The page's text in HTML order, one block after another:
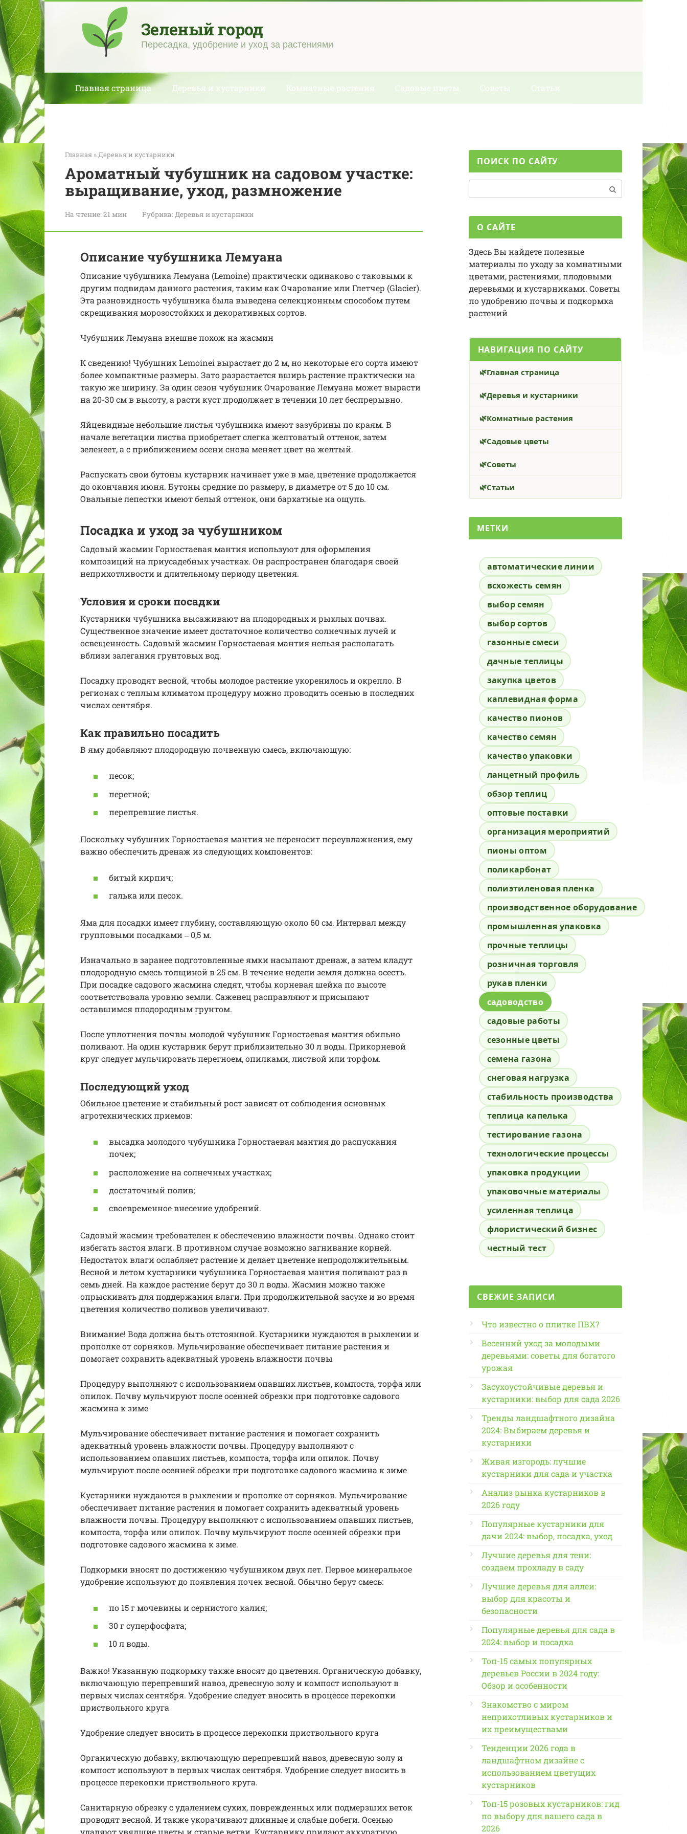
Перейти
к
контенту
Зеленый город
Пересадка, удобрение и уход за растениями
Главная страница Деревья и кустарники Комнатные растения Садовые цветы Советы Статьи
Главная » Деревья и кустарники
Ароматный чубушник на садовом участке:
выращивание, уход, размножение
На чтение:21 мин Рубрика:Деревья и кустарники
Описание чубушника Лемуана
Описание чубушника Лемуана (Lemoine) практически одинаково с таковыми к
другим подвидам данного растения, таким как Очарование или Глетчер (Glacier).
Эта разновидность чубушника была выведена селекционным способом путем
скрещивания морозостойких и декоративных сортов.
Чубушник Лемуана внешне похож на жасмин
К сведению! Чубушник Lemoinei вырастает до 2 м, но некоторые его сорта имеют
более компактные размеры. Зато разрастается вширь растение практически на
такую же ширину. За один сезон чубушник Очарование Лемуана может вырасти
на 20-30 см в высоту, а расти куст продолжает в течении 10 лет беспрерывно.
Яйцевидные небольшие листья чубушника имеют зазубрины по краям. В
начале вегетации листва приобретает слегка желтоватый оттенок, затем
зеленеет, а с приближением осени снова меняет цвет на желтый.
Распускать свои бутоны кустарник начинает уже в мае, цветение продолжается
до окончания июня. Бутоны средние по размеру, в диаметре от 5 до 10 см.
Овальные лепестки имеют белый оттенок, они бархатные на ощупь.
Посадка и уход за чубушником
Садовый жасмин Горностаевая мантия используют для оформления
композиций на приусадебных участках. Он распространен благодаря своей
неприхотливости и длительному периоду цветения.
Условия и сроки посадки
Кустарники чубушника высаживают на плодородных и рыхлых почвах.
Существенное значение имеет достаточное количество солнечных лучей и
освещенность. Садовый жасмин Горностаевая мантия нельзя располагать
вблизи залегания грунтовых вод.
Посадку проводят весной, чтобы молодое растение укоренилось и окрепло. В
регионах с теплым климатом процедуру можно проводить осенью в последних
числах сентября.
Как правильно посадить
В яму добавляют плодородную почвенную смесь, включающую:
песок;
перегной;
перепревшие листья.
Поскольку чубушник Горностаевая мантия не переносит переувлажнения, ему
важно обеспечить дренаж из следующих компонентов:
битый кирпич;
галька или песок.
Яма для посадки имеет глубину, составляющую около 60 см. Интервал между
групповыми посадками ‒ 0,5 м.
Изначально в заранее подготовленные ямки насыпают дренаж, а затем кладут
плодородную смесь толщиной в 25 см. В течение недели земля должна осесть.
При посадке садового жасмина следят, чтобы корневая шейка по высоте
соответствовала уровню земли. Саженец расправляют и присыпают
оставшимся плодородным грунтом.
После уплотнения почвы молодой чубушник Горностаевая мантия обильно
поливают. На один кустарник берут приблизительно 30 л воды. Прикорневой
круг следует мульчировать перегноем, опилками, листвой или торфом.
Последующий уход
Обильное цветение и стабильный рост зависят от соблюдения основных
агротехнических приемов:
высадка молодого чубушника Горностаевая мантия до распускания
почек;
расположение на солнечных участках;
достаточный полив;
своевременное внесение удобрений.
Садовый жасмин требователен к обеспечению влажности почвы. Однако стоит
избегать застоя влаги. В противном случае возможно загнивание корней.
Недостаток влаги ослабляет растение и делает цветение непродолжительным.
Весной и летом кустарники чубушника Горностаевая мантия поливают раз в
семь дней. На каждое растение берут до 30 л воды. Жасмин можно также
опрыскивать для поддержания влаги. При продолжительной засухе и во время
цветения количество поливов увеличивают.
Внимание! Вода должна быть отстоянной. Кустарники нуждаются в рыхлении и
прополке от сорняков. Мульчирование обеспечивает питание растения и
помогает сохранить адекватный уровень влажности почвы
Процедуру выполняют с использованием опавших листьев, компоста, торфа или
опилок. Почву мульчируют после осенней обрезки при подготовке садового
жасмина к зиме
Мульчирование обеспечивает питание растения и помогает сохранить
адекватный уровень влажности почвы. Процедуру выполняют с
использованием опавших листьев, компоста, торфа или опилок. Почву
мульчируют после осенней обрезки при подготовке садового жасмина к зиме
Кустарники нуждаются в рыхлении и прополке от сорняков. Мульчирование
обеспечивает питание растения и помогает сохранить адекватный уровень
влажности почвы. Процедуру выполняют с использованием опавших листьев,
компоста, торфа или опилок. Почву мульчируют после осенней обрезки при
подготовке садового жасмина к зиме.
Подкормки вносят по достижению чубушником двух лет. Первое минеральное
удобрение используют до появления почек весной. Обычно берут смесь:
по 15 г мочевины и сернистого калия;
30 г суперфосфата;
10 л воды.
Важно! Указанную подкормку также вносят до цветения. Органическую добавку,
включающую перепревший навоз, древесную золу и компост используют в
первых числах сентября. Удобрение следует вносить в процессе перекопки
приствольного круга
Удобрение следует вносить в процессе перекопки приствольного круга
Органическую добавку, включающую перепревший навоз, древесную золу и
компост используют в первых числах сентября. Удобрение следует вносить в
процессе перекопки приствольного круга.
Санитарную обрезку с удалением сухих, поврежденных или подмерзших веток
проводят весной. И также укорачивают длинные и слабые побеги. Осенью
удаляют увядшие цветы и старые ветви. Кустарнику придают аккуратную
ПОИСК ПО САЙТУ
О САЙТЕ
Здесь Вы найдете полезные
материалы по уходу за комнатными
цветами, растениями, плодовыми
деревьями и кустарниками. Советы
по удобрению почвы и подкормка
растений
НАВИГАЦИЯ ПО САЙТУ
Главная страница
Деревья и кустарники
Комнатные растения
Садовые цветы
Советы
Статьи
МЕТКИ
автоматические линии
всхожесть семян
выбор семян
выбор сортов
газонные смеси
дачные теплицы
закупка цветов
каплевидная форма
качество пионов
качество семян
качество упаковки
ланцетный профиль
обзор теплиц
оптовые поставки
организация мероприятий
пионы оптом
поликарбонат
полиэтиленовая пленка
производственное оборудование
промышленная упаковка
прочные теплицы
розничная торговля
рукав пленки
садоводство
садовые работы
сезонные цветы
семена газона
снеговая нагрузка
стабильность производства
теплица капелька
тестирование газона
технологические процессы
упаковка продукции
упаковочные материалы
усиленная теплица
флористический бизнес
честный тест
СВЕЖИЕ ЗАПИСИ
Что известно о плитке ПВХ?
Весенний уход за молодыми
деревьями: советы для богатого
урожая
Засухоустойчивые деревья и
кустарники: выбор для сада 2026
Тренды ландшафтного дизайна
2024: Выбираем деревья и
кустарники
Живая изгородь: лучшие
кустарники для сада и участка
Анализ рынка кустарников в
2026 году
Популярные кустарники для
дачи 2024: выбор, посадка, уход
Лучшие деревья для тени:
создаем прохладу в саду
Лучшие деревья для аллеи:
выбор для красоты и
безопасности
Популярные деревья для сада в
2024: выбор и посадка
Топ-15 самых популярных
деревьев России в 2024 году:
Обзор и особенности
Знакомство с миром
неприхотливых кустарников и
их преимуществами
Тенденции 2026 года в
ландшафтном дизайне с
использованием цветущих
кустарников
Топ-15 розовых кустарников: гид
по выбору для вашего сада в
2026